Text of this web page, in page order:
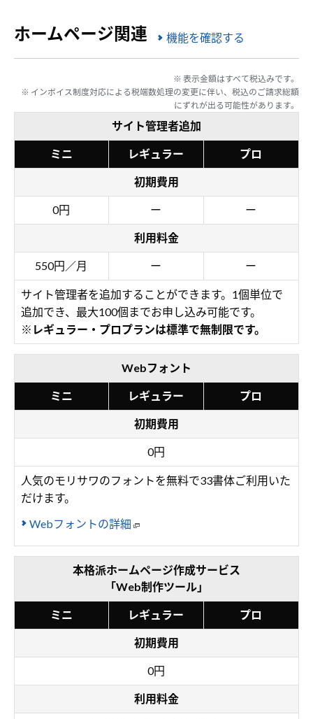
ホームページ関連 機能を確認する
※ 表示金額はすべて税込みです。
※ インボイス制度対応による税端数処理の変更に伴い、税込のご請求総額
にずれが出る可能性があります。
サイト管理者追加
ミニ レギュラー プロ
初期費用
0円 ー ー
利用料金
550円／月 ー ー
サイト管理者を追加することができます。1個単位で
追加でき、最大100個までお申し込み可能です。
※レギュラー・プロプランは標準で無制限です。
Webフォント
ミニ レギュラー プロ
初期費用
0円
人気のモリサワのフォントを無料で33書体ご利用いた
だけます。
Webフォントの詳細
本格派ホームページ作成サービス
「Web制作ツール」
ミニ レギュラー プロ
初期費用
0円
利用料金